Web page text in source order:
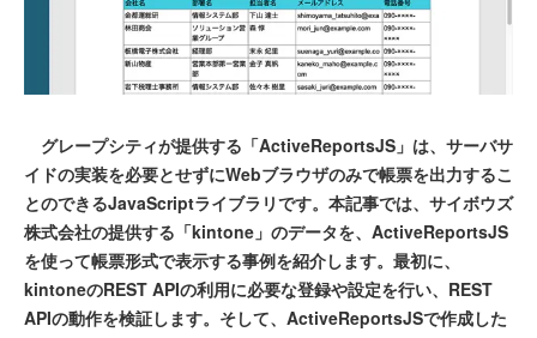
グレープシティが提供する「ActiveReportsJS」は、サーバサ
イドの実装を必要とせずにWebブラウザのみで帳票を出力するこ
とのできるJavaScriptライブラリです。本記事では、サイボウズ
株式会社の提供する「kintone」のデータを、ActiveReportsJS
を使って帳票形式で表示する事例を紹介します。最初に、
kintoneのREST APIの利用に必要な登録や設定を行い、REST
APIの動作を検証します。そして、ActiveReportsJSで作成した